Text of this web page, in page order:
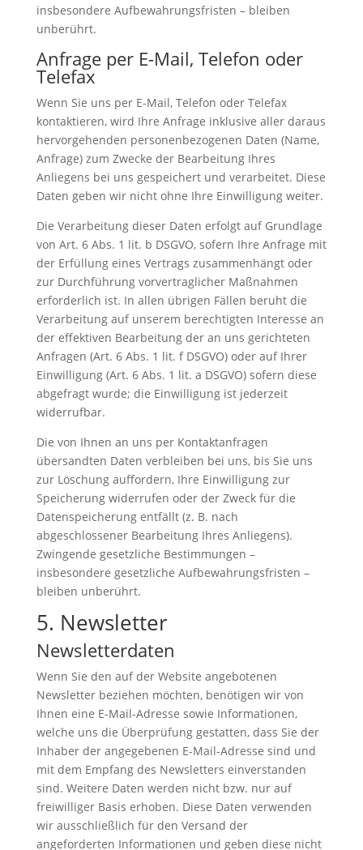
insbesondere Aufbewahrungsfristen – bleiben
unberührt.
Anfrage per E-Mail, Telefon oder
Telefax
Wenn Sie uns per E-Mail, Telefon oder Telefax
kontaktieren, wird Ihre Anfrage inklusive aller daraus
hervorgehenden personenbezogenen Daten (Name,
Anfrage) zum Zwecke der Bearbeitung Ihres
Anliegens bei uns gespeichert und verarbeitet. Diese
Daten geben wir nicht ohne Ihre Einwilligung weiter.
Die Verarbeitung dieser Daten erfolgt auf Grundlage
von Art. 6 Abs. 1 lit. b DSGVO, sofern Ihre Anfrage mit
der Erfüllung eines Vertrags zusammenhängt oder
zur Durchführung vorvertraglicher Maßnahmen
erforderlich ist. In allen übrigen Fällen beruht die
Verarbeitung auf unserem berechtigten Interesse an
der effektiven Bearbeitung der an uns gerichteten
Anfragen (Art. 6 Abs. 1 lit. f DSGVO) oder auf Ihrer
Einwilligung (Art. 6 Abs. 1 lit. a DSGVO) sofern diese
abgefragt wurde; die Einwilligung ist jederzeit
widerrufbar.
Die von Ihnen an uns per Kontaktanfragen
übersandten Daten verbleiben bei uns, bis Sie uns
zur Löschung auffordern, Ihre Einwilligung zur
Speicherung widerrufen oder der Zweck für die
Datenspeicherung entfällt (z. B. nach
abgeschlossener Bearbeitung Ihres Anliegens).
Zwingende gesetzliche Bestimmungen –
insbesondere gesetzliche Aufbewahrungsfristen –
bleiben unberührt.
5. Newsletter
Newsletter­daten
Wenn Sie den auf der Website angebotenen
Newsletter beziehen möchten, benötigen wir von
Ihnen eine E-Mail-Adresse sowie Informationen,
welche uns die Überprüfung gestatten, dass Sie der
Inhaber der angegebenen E-Mail-Adresse sind und
mit dem Empfang des Newsletters einverstanden
sind. Weitere Daten werden nicht bzw. nur auf
freiwilliger Basis erhoben. Diese Daten verwenden
wir ausschließlich für den Versand der
angeforderten Informationen und geben diese nicht